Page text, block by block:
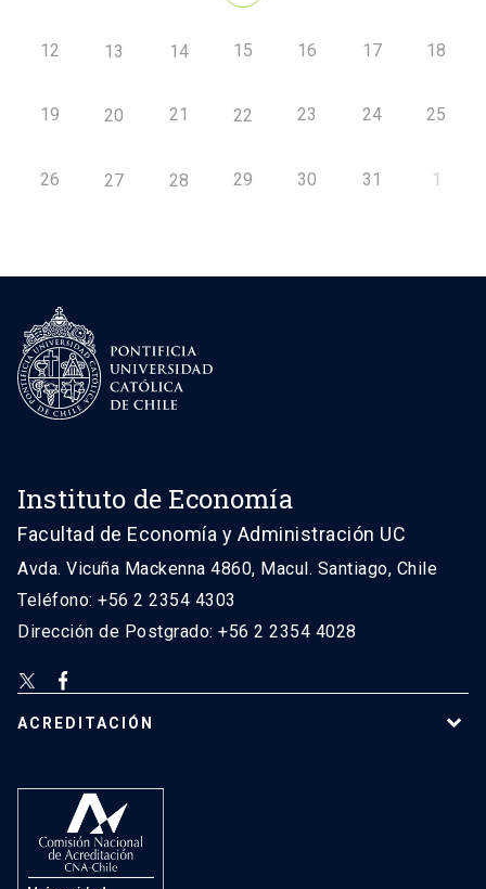
12 13 14 15 16 17 18
19 20 21 22 23 24 25
26 27 28 29 30 31 1
Instituto de Economía
Facultad de Economía y Administración UC
Avda. Vicuña Mackenna 4860, Macul. Santiago, Chile
Teléfono: +56 2 2354 4303
Dirección de Postgrado: +56 2 2354 4028
ACREDITACIÓN